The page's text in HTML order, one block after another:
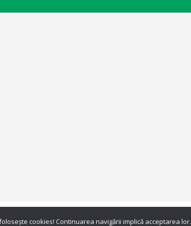
cookies! Continuarea navigării implică acceptarea lor.